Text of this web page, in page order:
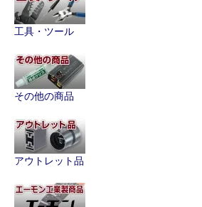
工具・ツール
その他の商品
アウトレット品